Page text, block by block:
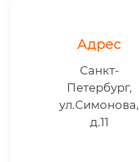
Адрес
Санкт-
Петербург,
ул.Симонова,
д.11